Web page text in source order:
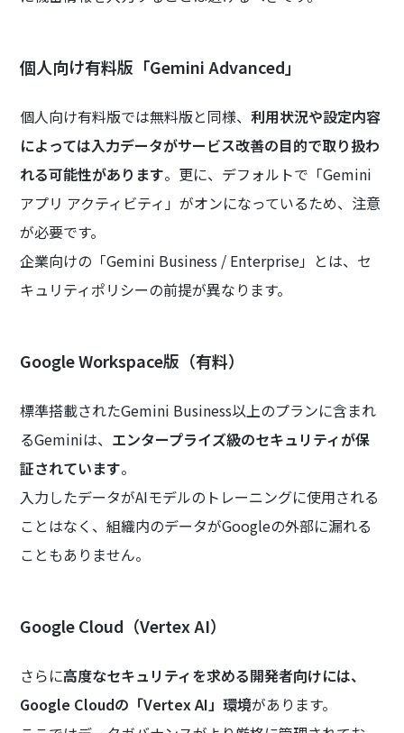
個人向け有料版「Gemini Advanced」
個人向け有料版では無料版と同様、利用状況や設定内容
によっては入力データがサービス改善の目的で取り扱わ
れる可能性があります。更に、デフォルトで「Gemini
アプリ アクティビティ」がオンになっているため、注意
が必要です。
企業向けの「Gemini Business / Enterprise」とは、セ
キュリティポリシーの前提が異なります。
Google Workspace版（有料）
標準搭載されたGemini Business以上のプランに含まれ
るGeminiは、 エンタープライズ級のセキュリティが保
証されています。
入力したデータがAIモデルのトレーニングに使用される
ことはなく、組織内のデータがGoogleの外部に漏れる
こともありません。
Google Cloud（Vertex AI）
さらに高度なセキュリティを求める開発者向けには、
Google Cloudの「Vertex AI」環境があります。